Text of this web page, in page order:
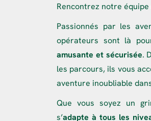
Rencontrez notre
Passionnés par les
opérateurs sont là
amusante et sécurisée.
les parcours, ils vous
aventure inoubliable
Que vous soyez un
s’adapte à tous les